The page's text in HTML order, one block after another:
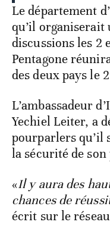
Le département
qu’il organiserait
discussions les 2
Pentagone
des deux pays le
L’ambassadeur
Yechiel Leiter, a
pourparlers qu’il
la sécurité de son
«Il y aura des
chances de
écrit sur le